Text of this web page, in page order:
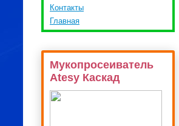
Контакты
Главная
Мукопросеиватель
Atesy Каскад